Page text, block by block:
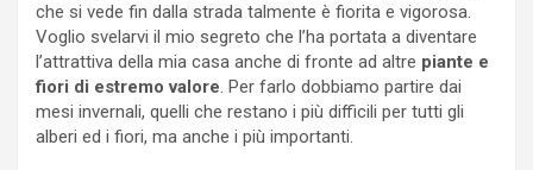
che si vede fin dalla strada talmente è fiorita e vigorosa.
Voglio svelarvi il mio segreto che l’ha portata a diventare
l’attrattiva della mia casa anche di fronte ad altre piante e
fiori di estremo valore. Per farlo dobbiamo partire dai
mesi invernali, quelli che restano i più difficili per tutti gli
alberi ed i fiori, ma anche i più importanti.